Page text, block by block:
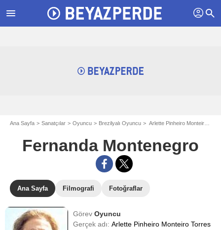
menu profil search
Ana Sayfa Sanatçılar Oyuncu Brezilyalı Oyuncu Arlette Pinheiro Monteiro Torres - aka Fernanda Montenegro
Fernanda Montenegro
Ana Sayfa Filmografi Fotoğraflar
GörevOyuncu
Gerçek adı:Arlette Pinheiro Monteiro Torres